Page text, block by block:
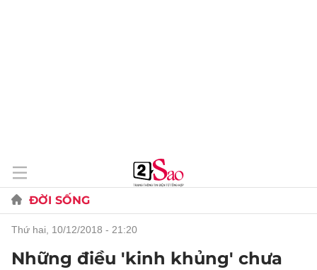
ĐỜI SỐNG
thứ hai, 10/12/2018 - 21:20
Những điều 'kinh khủng' chưa